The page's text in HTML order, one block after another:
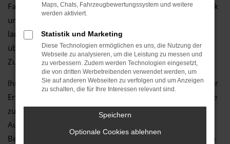
Fahrzeug suchen, das modernes Design, innovative Technik
und höchsten Fahrkomfort vereint. Egal, ob für den Alltag,
längere Fahrten oder besondere Abenteuer – der ID.7
überzeugt durch seine Vielseitigkeit, Effizienz und
Zuverlässigkeit.
Ihr VW Autohaus in Gardelegen steht Ihnen mit langjähriger
Erfahrung und einer großen Leidenschaft für VW Fahrzeuge
zur Seite. Wir bieten Ihnen nicht nur eine umfangreiche
Auswahl an aktuellen Modellen, sondern auch individuelle
Beratung, um das Fahrzeug zu finden, das perfekt zu Ihnen
Maps, Chats, Fahrzeugbewertungssystem und weitere
werden aktiviert.
Statistik und Marketing
Diese Technologien ermöglichen es uns, die Nutzung der
Webseite zu analysieren, um die Leistung zu messen und
zu verbessern. Zudem werden Technologien eingesetzt,
die von dritten Werbetreibenden verwendet werden, um
Sie auf anderen Webseiten zu verfolgen und um Anzeigen
zu schalten, die für Ihre Interessen relevant sind.
Speichern
Optionale Cookies ablehnen